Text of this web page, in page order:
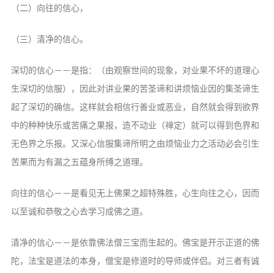
（二）向往的信心，
（三）清净的信心。
深切的信心－－是指：（由观察世间的现象，对业果不坏的道理心
生深切的信服），因此对讲业果的苦圣谛和讲烦恼业因的集圣谛生
起了深切的确信。这样就会相信行善业或恶业，自然就会得到欲界
中的种种快乐或苦痛之果报，造不动业（禅定）就可以得到色界和
无色界之乐报。又深心信服集谛所明之由烦恼业力之活动必会引生
苦果而为有漏之五蕴身所缚之道理。
向往的信心－－是看见无上佛果之超特殊胜，心生向往之心，因而
以至诚和恭敬之心去学习成佛之道。
清净的信心－－是依靠佛法僧三宝而生起的。佛宝是开示正道的佛
陀，法宝是道法的本身，僧宝是修道时的导师或伴侣。对三者有诚